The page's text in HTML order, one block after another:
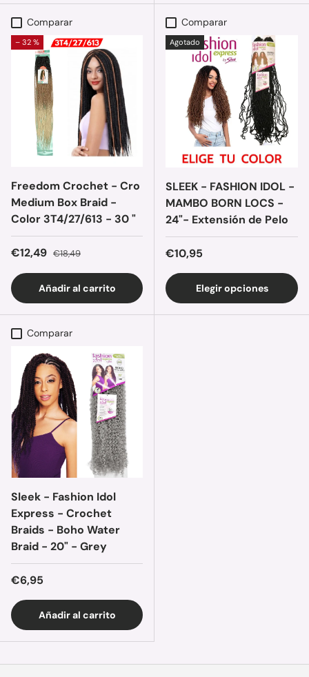
Comparar
– 32 %
Freedom Crochet - Cro
Medium Box Braid -
Color 3T4/27/613 - 30 "
Precio de venta
€12,49 Precio normal
€18,49
Añadir al carrito
Comparar
Agotado
SLEEK - FASHION IDOL -
MAMBO BORN LOCS -
24"- Extensión de Pelo
Precio normal
€10,95
Elegir opciones
Comparar
Sleek - Fashion Idol
Express - Crochet
Braids - Boho Water
Braid - 20" - Grey
Precio normal
€6,95
Añadir al carrito